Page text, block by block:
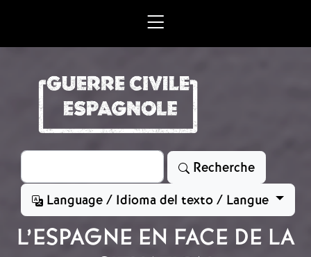
Rechercher
Recherche
Language / Idioma del texto / Langue
L’ESPAGNE EN FACE DE LA